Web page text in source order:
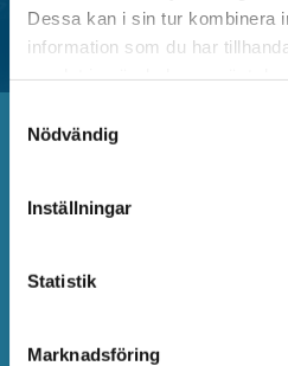
Dessa kan i sin tur kombinera
information som du har
Nödvändig
Inställningar
Statistik
Marknadsföring
Vanliga
Sök bland vanliga frågor
betalautomater,